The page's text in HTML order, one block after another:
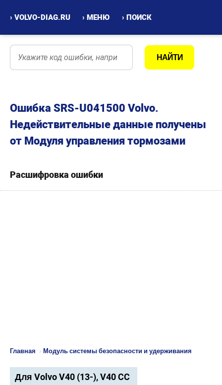
› VOLVO-DIAG.RU › МЕНЮ › ПОИСК
Ошибка SRS-U041500 Volvo.
Недействительные данные получены
от Модуля управления тормозами
Расшифровка ошибки
Главная › Модуль системы безопасности и удерживания
Для Volvo V40 (13-), V40 CC